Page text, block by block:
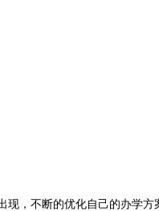
，不断的优化自己的办学